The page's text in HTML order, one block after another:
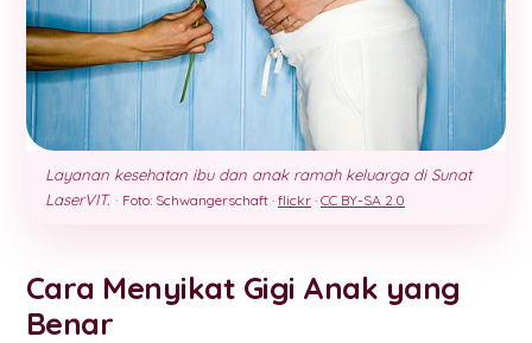
Layanan kesehatan ibu dan anak ramah keluarga di Sunat
LaserVIT. · Foto: Schwangerschaft · flickr · CC BY-SA 2.0
Cara Menyikat Gigi Anak yang
Benar